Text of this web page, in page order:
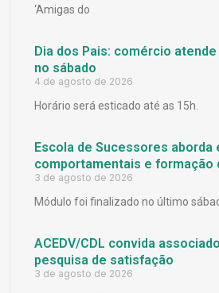
‘Amigas do
Dia dos Pais: comércio
no sábado
4 de agosto de 2026
Horário será esticado até as 15h.
Escola de Sucessores aborda
comportamentais e formação
3 de agosto de 2026
Módulo foi finalizado no último
ACEDV/CDL convida
pesquisa de satisfação
3 de agosto de 2026